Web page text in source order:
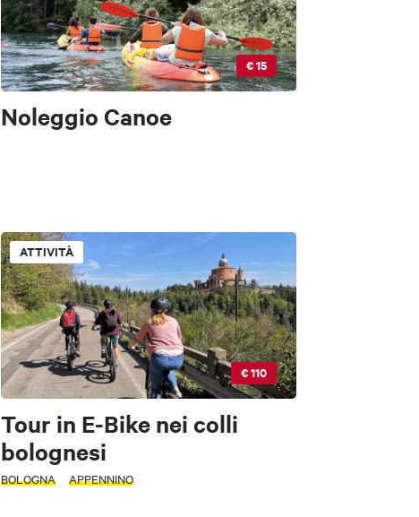
€ 15
Noleggio Canoe
ATTIVITÀ
€ 110
Tour in E-Bike nei colli
bolognesi
BOLOGNA APPENNINO